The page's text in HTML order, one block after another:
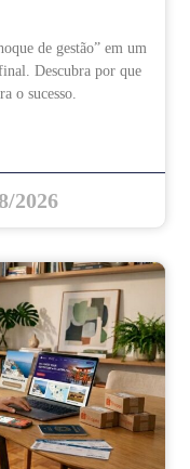
de gestão” em um
Descubra por que
o sucesso.
2026